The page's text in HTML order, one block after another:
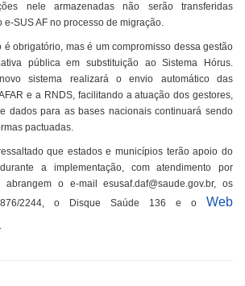
nele armazenadas não serão transferidas
e-SUS AF no processo de migração.
é obrigatório, mas é um compromisso dessa gestão
pública em substituição ao Sistema Hórus.
sistema realizará o envio automático das
e a RNDS, facilitando a atuação dos gestores,
dados para as bases nacionais continuará sendo
pactuadas.
que estados e municípios terão apoio do
a implementação, com atendimento por
o e-mail esusaf.daf@saude.gov.br, os
2244, o Disque Saúde 136 e o Web
.